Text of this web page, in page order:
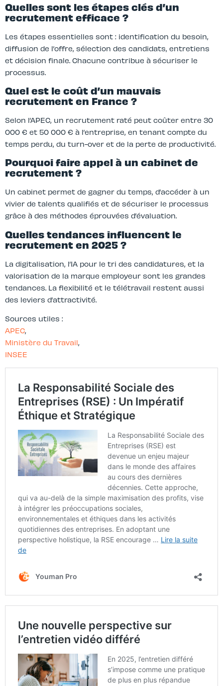
Quelles sont les étapes clés d’un
recrutement efficace ?
Les étapes essentielles sont : identification du besoin,
diffusion de l’offre, sélection des candidats, entretiens
et décision finale. Chacune contribue à sécuriser le
processus.
Quel est le coût d’un mauvais
recrutement en France ?
Selon l’APEC, un recrutement raté peut coûter entre 30
000 € et 50 000 € à l’entreprise, en tenant compte du
temps perdu, du turn-over et de la perte de productivité.
Pourquoi faire appel à un cabinet de
recrutement ?
Un cabinet permet de gagner du temps, d’accéder à un
vivier de talents qualifiés et de sécuriser le processus
grâce à des méthodes éprouvées d’évaluation.
Quelles tendances influencent le
recrutement en 2025 ?
La digitalisation, l’IA pour le tri des candidatures, et la
valorisation de la marque employeur sont les grandes
tendances. La flexibilité et le télétravail restent aussi
des leviers d’attractivité.
Sources utiles :
APEC,
Ministère du Travail,
INSEE